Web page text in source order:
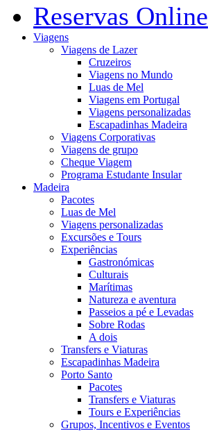
Reservas Online
Viagens
Viagens de Lazer
Cruzeiros
Viagens no Mundo
Luas de Mel
Viagens em Portugal
Viagens personalizadas
Escapadinhas Madeira
Viagens Corporativas
Viagens de grupo
Cheque Viagem
Programa Estudante Insular
Madeira
Pacotes
Luas de Mel
Viagens personalizadas
Excursões e Tours
Experiências
Gastronómicas
Culturais
Marítimas
Natureza e aventura
Passeios a pé e Levadas
Sobre Rodas
A dois
Transfers e Viaturas
Escapadinhas Madeira
Porto Santo
Pacotes
Transfers e Viaturas
Tours e Experiências
Grupos, Incentivos e Eventos